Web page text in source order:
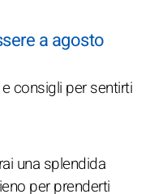
a agosto
consigli per sentirti
una splendida
per prenderti